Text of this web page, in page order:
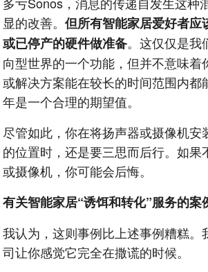
显的改善。但所有智能家居爱好者应
或已停产的硬件做准备。这仅仅是我
向型世界的一个功能，但并不意味着
或解决方案能在较长的时间范围内都
年是一个合理的期望值。
尽管如此，你在将扬声器或摄像机安
的位置时，还是要三思而后行。如果
或摄像机，你可能会后悔。
有关智能家居“诱饵和转化”服务的案
我认为，这则事例比上述事例糟糕。
司让你感觉它完全在撒谎的时候。